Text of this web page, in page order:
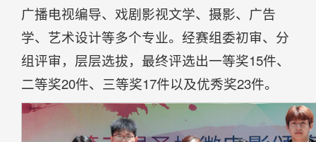
广播电视编导、戏剧影视文学、摄影、广告
学、艺术设计等多个专业。经赛组委初审、分
组评审，层层选拔，最终评选出一等奖15件、
二等奖20件、三等奖17件以及优秀奖23件。